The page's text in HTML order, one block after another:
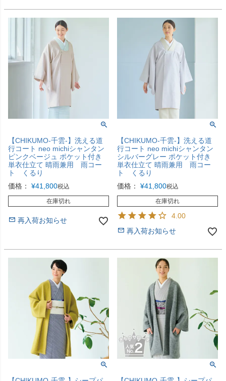
【CHIKUMO-千雲-】洗える道
行コート neo michiシャンタン
ピンクベージュ ポケット付き
単衣仕立て 晴雨兼用 雨コー
ト くるり
価格：
¥41,800税込
在庫切れ
再入荷お知らせ
【CHIKUMO-千雲-】洗える道
行コート neo michiシャンタン
シルバーグレー ポケット付き
単衣仕立て 晴雨兼用 雨コー
ト くるり
価格：
¥41,800税込
在庫切れ
4.00
再入荷お知らせ